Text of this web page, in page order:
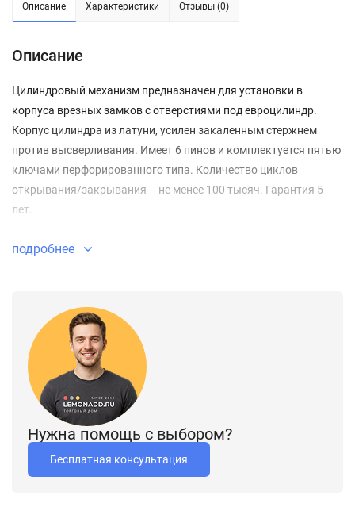
Описание Характеристики Отзывы (0)
Описание
Цилиндровый механизм предназначен для установки в
корпуса врезных замков с отверстиями под евроцилиндр.
Корпус цилиндра из латуни, усилен закаленным стержнем
против высверливания. Имеет 6 пинов и комплектуется пятью
ключами перфорированного типа. Количество циклов
открывания/закрывания – не менее 100 тысяч. Гарантия 5
лет.
подробнее
Нужна помощь с выбором?
Бесплатная консультация